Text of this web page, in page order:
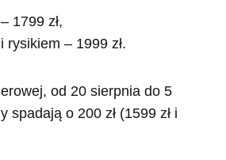
1799 zł,
rysikiem – 1999 zł.
od 20 sierpnia do 5
spadają o 200 zł (1599 zł i